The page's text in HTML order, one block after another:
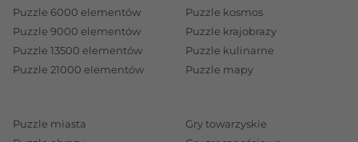
Puzzle 6000 elementów
Puzzle 9000 elementów
Puzzle 13500 elementów
Puzzle 21000 elementów
Puzzle kosmos
Puzzle krajobrazy
Puzzle kulinarne
Puzzle mapy
Puzzle miasta
Gry towarzyskie